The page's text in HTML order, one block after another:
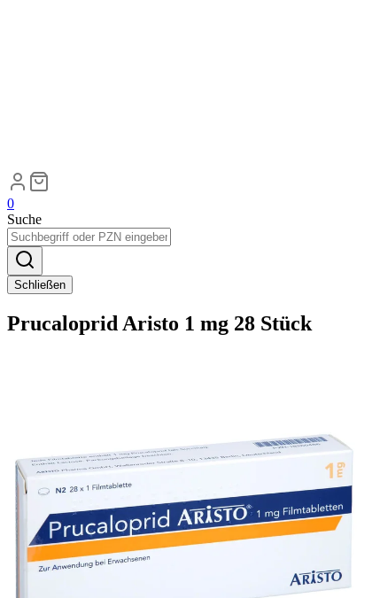
0
Suche
Schließen
Prucaloprid Aristo 1 mg 28 Stück